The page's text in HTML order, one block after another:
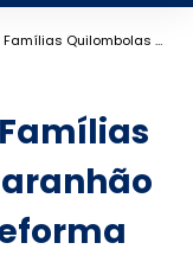
do Maranhão no Programa de Reforma Agrária